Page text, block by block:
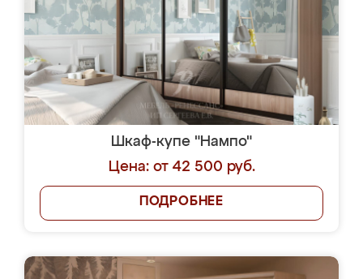
Шкаф-купе "Нампо"
Цена: от 42 500 руб.
ПОДРОБНЕЕ